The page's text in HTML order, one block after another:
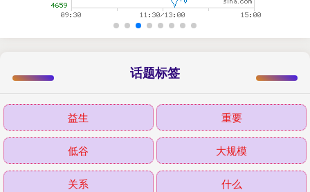
话题标签
益生 重要
低谷 大规模
关系 什么